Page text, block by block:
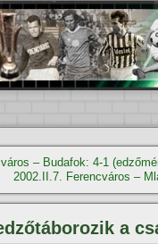
– Budafok: 4-1
2002.II.7. Ferencváros –
a